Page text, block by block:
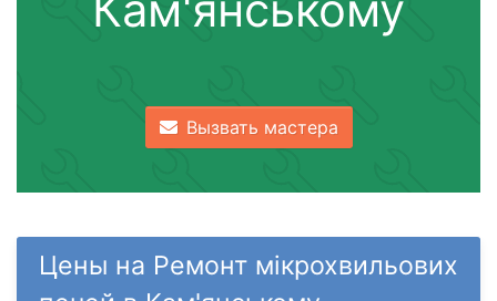
Вызвать мастера
Цены на Ремонт мікрохвильових